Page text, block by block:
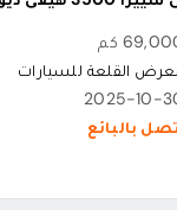
كم
القلعة للسيارات
2025-10-
بالبائع